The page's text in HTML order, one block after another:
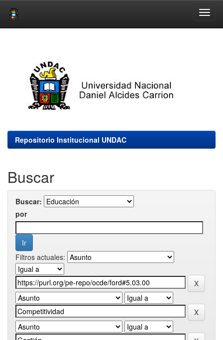
Repositorio Institucional UNDAC
Buscar
Buscar:
por
Filtros actuales: